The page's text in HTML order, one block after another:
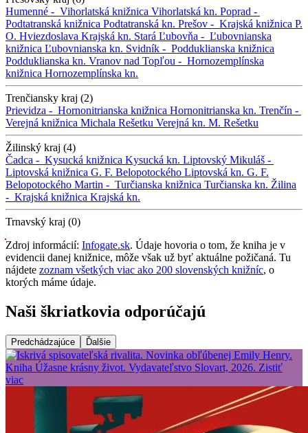
Humenné - Vihorlatská knižnica Vihorlatská kn. Poprad -
Podtatranská knižnica Podtatranská kn. Prešov - Krajská knižnica P.
O. Hviezdoslava Krajská kn. Stará Ľubovňa - Ľubovnianska
knižnica Ľubovnianska kn. Svidník - Podduklianska knižnica
Podduklianska kn. Vranov nad Topľou - Hornozemplínska
knižnica Hornozemplínska kn.
Trenčiansky kraj (2)
Prievidza - Hornonitrianska knižnica Hornonitrianska kn. Trenčín -
Verejná knižnica Michala Rešetku Verejná kn. M. Rešetku
Žilinský kraj (4)
Čadca - Kysucká knižnica Kysucká kn. Liptovský Mikuláš -
Liptovská knižnica G. F. Belopotockého Liptovská kn. G. F.
Belopotockého Martin - Turčianska knižnica Turčianska kn. Žilina
- Krajská knižnica Krajská kn.
Trnavský kraj (0)
Zdroj informácií: Infogate.sk. Údaje hovoria o tom, že kniha je v
evidencii danej knižnice, môže však už byť aktuálne požičaná. Tu
nájdete zoznam všetkých viac ako 200 slovenských knižníc, o
ktorých máme údaje.
Naši škriatkovia odporúčajú
Predchádzajúce Ďalšie